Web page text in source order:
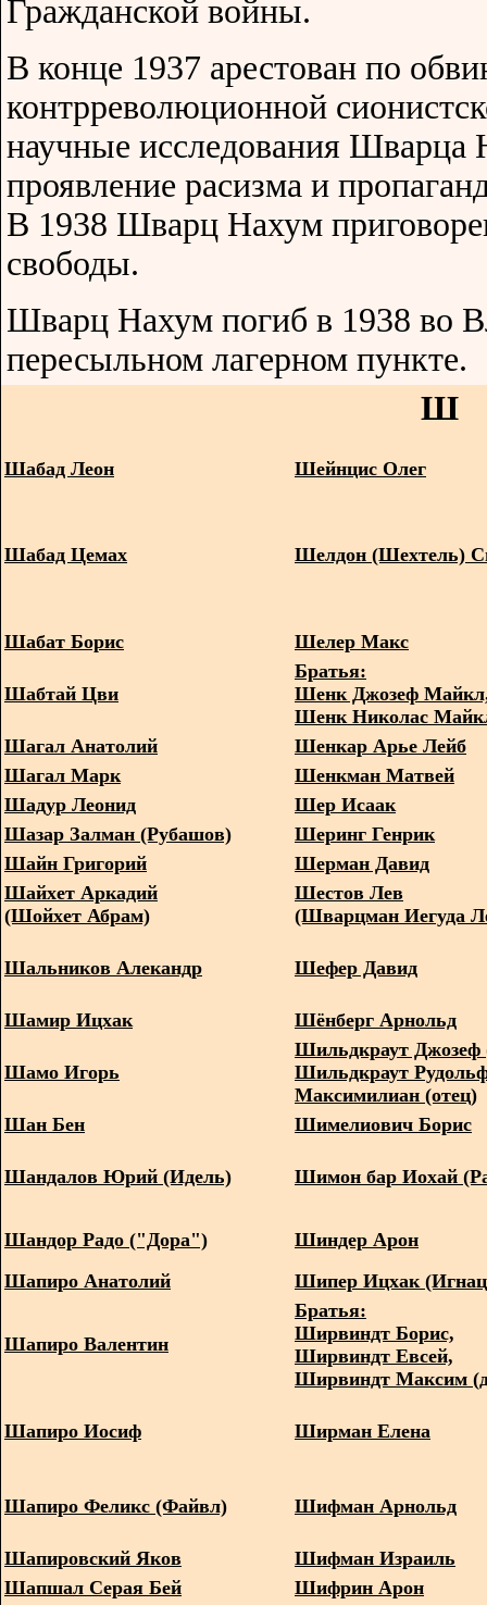
Гражданской войны.
В конце 1937 арестован по
контрреволюционной
научные исследования Шварца
проявление расизма и
В 1938 Шварц Нахум
свободы.
Шварц Нахум погиб в 1938 во
пересыльном лагерном пункте.
Ш
Шабад Леон Шейнцис Олег
Шабад Цемах Шелдон (Шехтель)
Шабат Борис Шелер Макс
Шабтай Цви
Братья:
Шенк Джозеф
Шенк Николас
Шагал Анатолий
Шенкар Арье Лейб
Шагал Марк
Шенкман Матвей
Шадур Леонид
Шер Исаак
Шазар Залман (Рубашов)
Шеринг Генрик
Шайн Григорий
Шерман Давид
Шайхет Аркадий
(Шойхет Абрам)
Шестов Лев
(Шварцман Иегуда
Шальников Алекандр Шефер Давид
Шамир Ицхак Шёнберг Арнольд
Шамо Игорь
Шильдкраут Джозеф
Шильдкраут
Максимилиан (отец)
Шан Бен
Шимелиович Борис
Шандалов Юрий (Идель) Шимон бар Иохай
Шандор Радо ("Дора")
Шиндер Арон
Шапиро Анатолий
Шипер Ицхак
Шапиро Валентин
Братья:
Ширвиндт Борис,
Ширвиндт Евсей,
Ширвиндт Максим
Шапиро Иосиф Ширман Елена
Шапиро Феликс (Файвл) Шифман Арнольд
Шапировский Яков
Шифман Израиль
Шапшал Серая Бей
Шифрин Арон